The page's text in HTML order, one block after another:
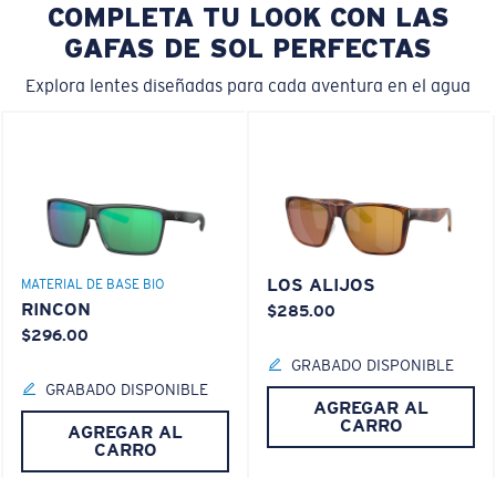
COMPLETA TU LOOK CON LAS
GAFAS DE SOL PERFECTAS
Explora lentes diseñadas para cada aventura en el agua
MATERIAL DE BASE BIO
RINCON
$296.00
GRABADO DISPONIBLE
AGREGAR AL
CARRO
LOS ALIJOS
$285.00
GRABADO DISPONIBLE
AGREGAR AL
CARRO